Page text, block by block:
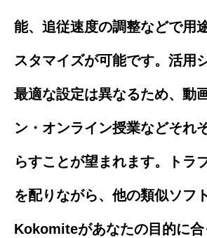
能、追従速度の調整などで用
スタマイズが可能です。活用
最適な設定は異なるため、動
ン・オンライン授業などそれ
らすことが望まれます。トラ
を配りながら、他の類似ソフ
Kokomiteがあなたの目的に合